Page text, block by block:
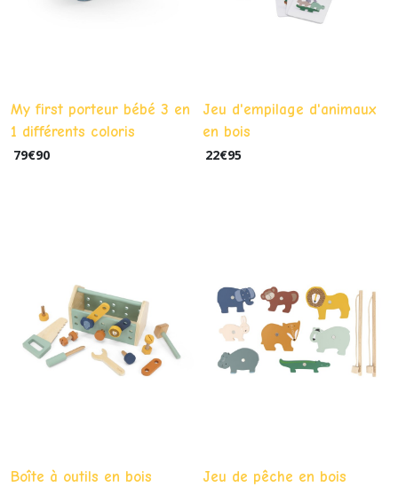
My first porteur bébé 3 en
1 différents coloris
79€90
Jeu d'empilage d'animaux
en bois
22€95
Boîte à outils en bois Jeu de pêche en bois